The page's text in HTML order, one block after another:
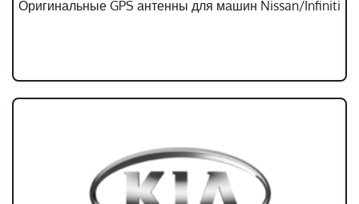
Оригинальные GPS антенны для машин Nissan/Infiniti